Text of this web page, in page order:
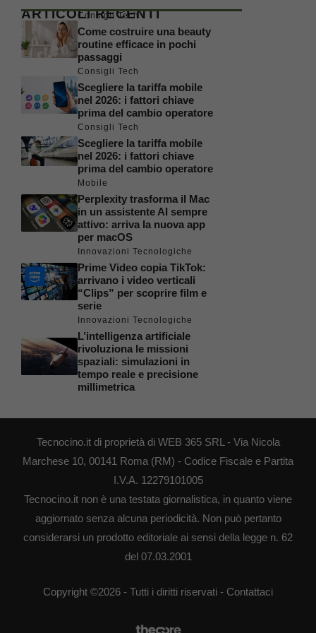
ARTICOLI RECENTI
Consigli Tech
Come costruire una beauty
routine efficace in pochi
passaggi
Consigli Tech
Scegliere la tariffa mobile
nel 2026: i fattori chiave
prima del cambio operatore
Consigli Tech
Scegliere la tariffa mobile
nel 2026: i fattori chiave
prima del cambio operatore
Mobile
Perplexity trasforma il Mac
in un assistente AI sempre
attivo: arriva la nuova app
per macOS
Innovazioni Tecnologiche
Prime Video copia TikTok:
arrivano i video verticali
“Clips” per scoprire film e
serie
Innovazioni Tecnologiche
L’intelligenza artificiale
rivoluziona le missioni
spaziali: simulazioni in
tempo reale e precisione
millimetrica
Tecnocino.it di proprietà di WEB 365 SRL - Via Nicola
Marchese 10, 00141 Roma (RM) - Codice Fiscale e Partita
I.V.A. 12279101005
Tecnocino.it non è una testata giornalistica, in quanto viene
aggiornato senza alcuna periodicità. Non può pertanto
considerarsi un prodotto editoriale ai sensi della legge n. 62
del 07.03.2001
Copyright ©2026 - Tutti i diritti riservati - Contattaci